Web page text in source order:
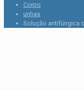
Corpo
unhas
Solução antifúngica